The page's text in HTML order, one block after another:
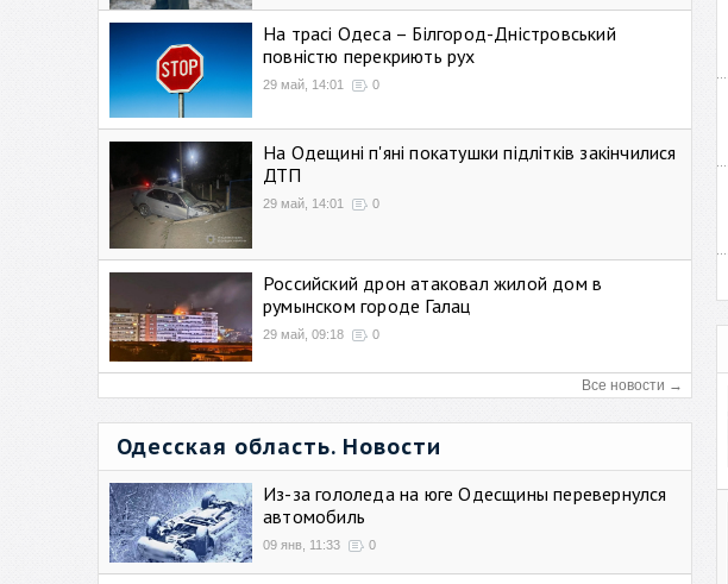
На трасі Одеса – Білгород-Дністровський
повністю перекриють рух
29 май, 14:01 0
На Одещині п'яні покатушки підлітків закінчилися
ДТП
29 май, 14:01 0
Российский дрон атаковал жилой дом в
румынском городе Галац
29 май, 09:18 0
Все новости →
Одесская область. Новости
Из-за гололеда на юге Одесщины перевернулся
автомобиль
09 янв, 11:33 0